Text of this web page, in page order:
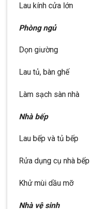
Lau kính cửa lớn
Phòng ngủ
Dọn giường
Lau tủ, bàn ghế
Làm sạch sàn nhà
Nhà bếp
Lau bếp và tủ bếp
Rửa dụng cụ nhà bếp
Khử mùi dầu mỡ
Nhà vệ sinh